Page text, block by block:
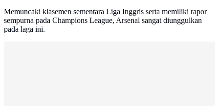
Memuncaki klasemen sementara Liga Inggris serta memiliki rapor
sempurna pada Champions League, Arsenal sangat diunggulkan
pada laga ini.